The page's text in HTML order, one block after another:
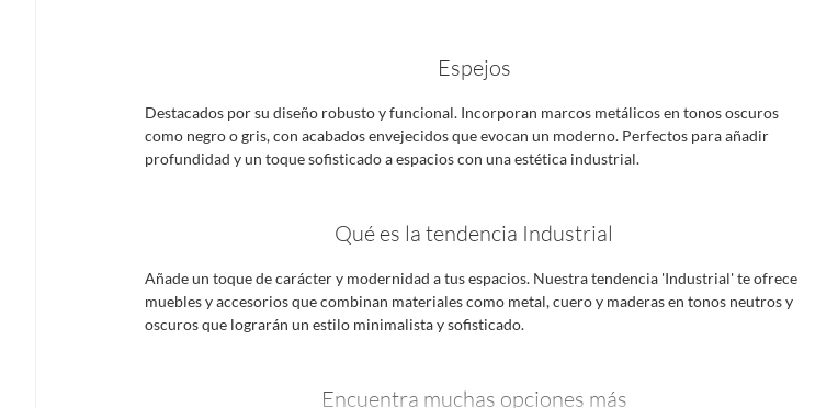
Espejos
Destacados por su diseño robusto y funcional. Incorporan marcos metálicos en tonos oscuros
como negro o gris, con acabados envejecidos que evocan un moderno. Perfectos para añadir
profundidad y un toque sofisticado a espacios con una estética industrial.
Qué es la tendencia Industrial
Añade un toque de carácter y modernidad a tus espacios. Nuestra tendencia 'Industrial' te ofrece
muebles y accesorios que combinan materiales como metal, cuero y maderas en tonos neutros y
oscuros que lograrán un estilo minimalista y sofisticado.
Encuentra muchas opciones más